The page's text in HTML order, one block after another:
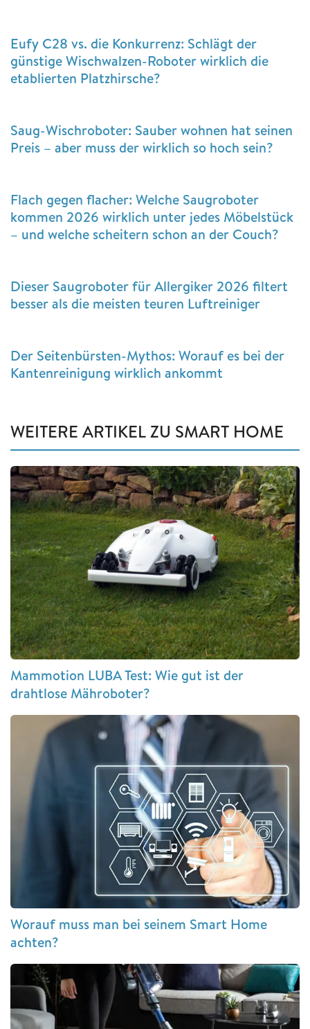
Eufy C28 vs. die Konkurrenz: Schlägt der
günstige Wischwalzen-Roboter wirklich die
etablierten Platzhirsche?
Saug-Wischroboter: Sauber wohnen hat seinen
Preis – aber muss der wirklich so hoch sein?
Flach gegen flacher: Welche Saugroboter
kommen 2026 wirklich unter jedes Möbelstück
– und welche scheitern schon an der Couch?
Dieser Saugroboter für Allergiker 2026 filtert
besser als die meisten teuren Luftreiniger
Der Seitenbürsten-Mythos: Worauf es bei der
Kantenreinigung wirklich ankommt
WEITERE ARTIKEL ZU SMART HOME
Mammotion LUBA Test: Wie gut ist der
drahtlose Mähroboter?
Worauf muss man bei seinem Smart Home
achten?